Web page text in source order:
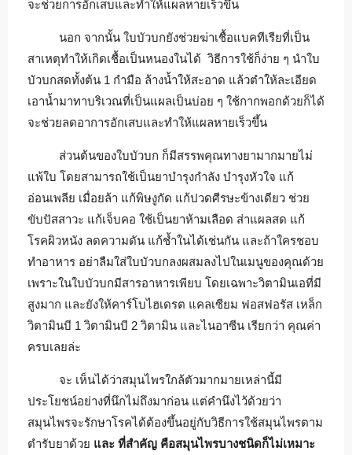
จะช่วยการอักเสบและทำให้แผลหายเร็วขึ้น
นอก จากนั้น ใบบัวบกยังช่วยฆ่าเชื้อแบคทีเรียที่เป็น
สาเหตุทำให้เกิดเชื้อเป็นหนองในได้ วิธีการใช้ก็ง่าย ๆ นำใบ
บัวบกสดทั้งต้น 1 กำมือ ล้างน้ำให้สะอาด แล้วตำให้ละเอียด
เอาน้ำมาทาบริเวณที่เป็นแผลเป็นบ่อย ๆ ใช้กากพอกด้วยก็ได้
จะช่วยลดอาการอักเสบและทำให้แผลหายเร็วขึ้น
ส่วนต้นของใบบัวบก ก็มีสรรพคุณทางยามากมายไม่
แพ้ใบ โดยสามารถใช้เป็นยาบำรุงกำลัง บำรุงหัวใจ แก้
อ่อนเพลีย เมื่อยล้า แก้พิษงูกัด แก้ปวดศีรษะข้างเดียว ช่วย
ขับปัสสาวะ แก้เจ็บคอ ใช้เป็นยาห้ามเลือด ส่าแผลสด แก้
โรคผิวหนัง ลดความดัน แก้ช้ำในได้เช่นกัน และถ้าใครชอบ
ทำอาหาร อย่าลืมใส่ใบบัวบกลงผสมลงไปในเมนูของคุณด้วย
เพราะในใบบัวบกมีสารอาหารเพียบ โดยเฉพาะวิตามินเอที่มี
สูงมาก และยังให้คาร์โบไฮเดรต แคลเซียม ฟอสฟอรัส เหล็ก
วิตามินบี 1 วิตามินบี 2 วิตามิน และไนอาซีน เรียกว่า คุณค่า
ครบเลยล่ะ
จะ เห็นได้ว่าสมุนไพรใกล้ตัวมากมายเหล่านี้มี
ประโยชน์อย่างที่นึกไม่ถึงมาก่อน แต่คำนึงไว้ด้วยว่า
สมุนไพรจะรักษาโรคได้ต้องขึ้นอยู่กับวิธีการใช้สมุนไพรตาม
ตำรับยาด้วย และ ที่สำคัญ คือสมุนไพรบางชนิดก็ไม่เหมาะ